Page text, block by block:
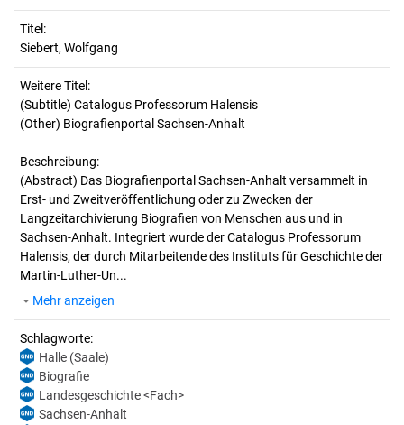
Titel:
Siebert, Wolfgang
Weitere Titel:
(Subtitle) Catalogus Professorum Halensis
(Other) Biografienportal Sachsen-Anhalt
Beschreibung:
(Abstract) Das Biografienportal Sachsen-Anhalt versammelt in
Erst- und Zweitveröffentlichung oder zu Zwecken der
Langzeitarchivierung Biografien von Menschen aus und in
Sachsen-Anhalt. Integriert wurde der Catalogus Professorum
Halensis, der durch Mitarbeitende des Instituts für Geschichte der
Martin-Luther-Un...
Mehr anzeigen
Schlagworte:
Halle (Saale)
Biografie
Landesgeschichte <Fach>
Sachsen-Anhalt